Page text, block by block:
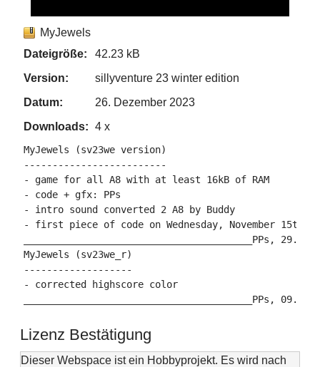
MyJewels
Dateigröße:
42.23 kB
Version:
sillyventure 23 winter edition
Datum:
26. Dezember 2023
Downloads: 4 x
MyJewels (sv23we version)
-------------------------
- game for all A8 with at least 16kB of RAM
- code + gfx: PPs
- intro sound converted 2 A8 by Buddy
- first piece of code on Wednesday, November 15th,
________________________________________PPs,
MyJewels (sv23we_r)
-------------------
- corrected highscore color
Lizenz Bestätigung
Dieser Webspace ist ein Hobbyprojekt. Es wird nach